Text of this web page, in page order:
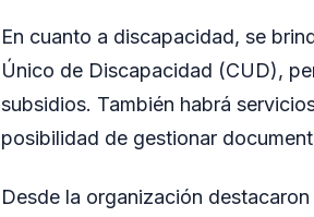
En cuanto a discapacidad, se
Único de Discapacidad (CUD),
subsidios. También habrá
posibilidad de gestionar
Desde la organización